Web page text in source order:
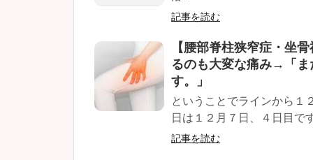
記事を読む
【腰部脊柱狭窄症・坐
るのも大変な痛み→「ま
す。」
ということでラインから１
日は１２月７日、４日目で
記事を読む